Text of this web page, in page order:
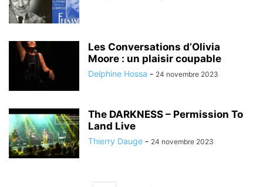
Les Conversations d’Olivia
Moore : un plaisir coupable
Delphine Hossa - 24 novembre 2023
The DARKNESS – Permission To
Land Live
Thierry Dauge - 24 novembre 2023